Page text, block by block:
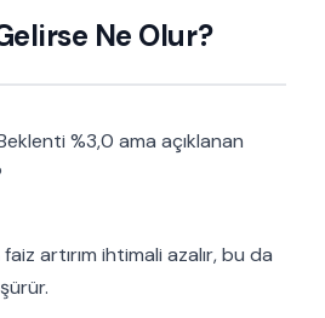
Ne Olur?
%3,0 ama açıklanan
artırım ihtimali azalır, bu da